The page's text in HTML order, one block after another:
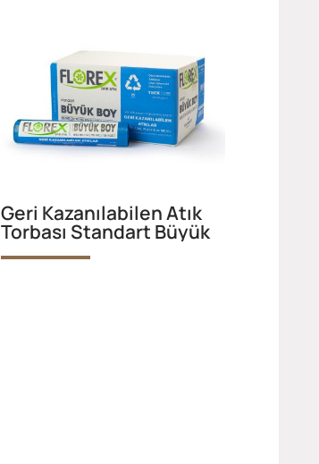
Geri Kazanılabilen Atık
Torbası Standart Büyük